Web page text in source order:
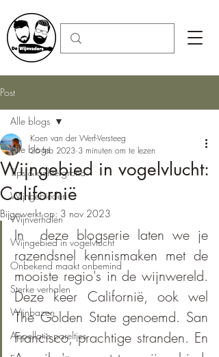
Post
Alle blogs
Tips & achtergrond
Wijngebieden
Wijnverhalen
Wijngebied in vogelvlucht
Onbekend maakt onbemind
Sterke verhalen
Wijnbazen
Appellatie pareltjes
Alle blogs
Wijngebied in vogelvlucht:
Californië
Koen van der Werf-Versteeg
26 feb 2023 3 minuten om te lezen
Bijgewerkt op: 3 nov 2023
In  deze blogserie laten we je
razendsnel kennismaken met de
mooiste regio's in de wijnwereld.
Deze keer Californië, ook wel
The Golden State genoemd. San
Francisco, prachtige stranden. En